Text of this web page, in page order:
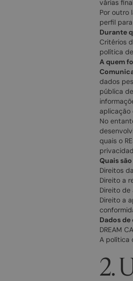
várias
Por outro
perfil
Durante
Critérios
política
A quem
dados
pública
aplicação
No
quais o
Quais
Direitos
Direito a
Direito
Direito a
Dados
DREAM
A política
2.